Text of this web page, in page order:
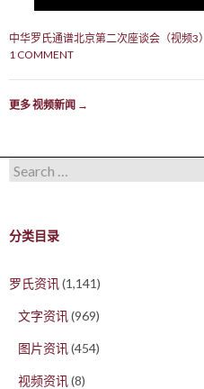
中华罗氏通谱北京第二次座谈会（视频3）
1 COMMENT
更多 视频新闻 →
Search for:
分类目录
罗氏资讯(1,141)
文字资讯(969)
图片资讯(454)
视频资讯(8)